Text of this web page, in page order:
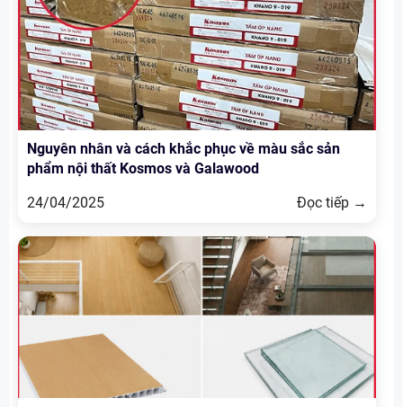
Nguyên nhân và cách khắc phục về màu sắc sản
phẩm nội thất Kosmos và Galawood
24/04/2025
Đọc tiếp →